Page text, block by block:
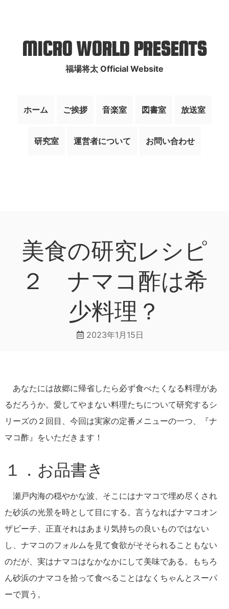
MICRO WORLD PRESENTS
福場将太 Official Website
ホーム ご挨拶 音楽室 図書室 放送室
研究室 運営者について お問い合わせ
美食の研究レシピ
２ ナマコ酢は希
少料理？
2023年1月15日
あなたには故郷に帰省したら必ず食べたくなる料理があ
るだろうか。愛してやまない料理たちについて研究するシ
リーズの２回目、今回は実家の定番メニューの一つ、『ナ
マコ酢』をいただきます！
１．お品書き
瀬戸内海の穏やかな波、そこにはナマコで埋め尽くされ
た砂浜の光景を時として目にする。言うなればナマコオン
ザビーチ、正直それはあまり気持ちの良いものではない
し、ナマコのフォルムを見て食欲がそそられることもない
のだが、実はナマコはなかなかにして美味である。もちろ
ん砂浜のナマコを拾って食べることはなくちゃんとスーパ
ーで買う。